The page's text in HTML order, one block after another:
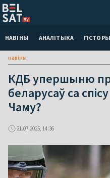
НАВІНЫ АНАЛІТЫКА
навіны
КДБ упершыню
беларусаў са
Чаму?
21.07.2025, 14:36